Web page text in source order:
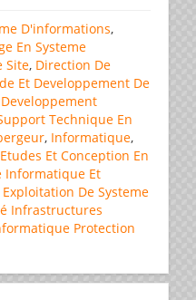
D'informations,
En Systeme
Site, Direction De
Et Developpement De
Technique En
, Informatique,
Et Conception En
Informatique Et
De Systeme
Infrastructures
Protection